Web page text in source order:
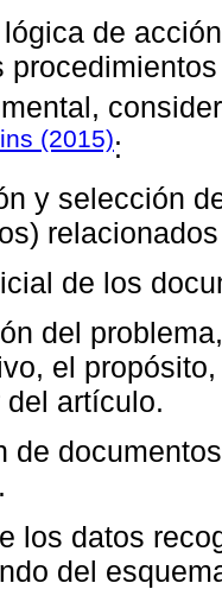
de
(2015):
y selección
de los
del
el
artículo.
de
los datos
del